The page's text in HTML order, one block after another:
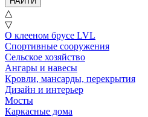
△
▽
О клееном брусе LVL
Спортивные сооружения
Сельское хозяйство
Ангары и навесы
Кровли, мансарды, перекрытия
Дизайн и интерьер
Мосты
Каркасные дома